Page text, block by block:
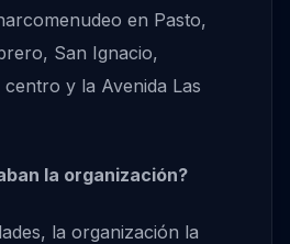
en Pasto,
San Ignacio,
y la Avenida Las
la organización?
la organización la